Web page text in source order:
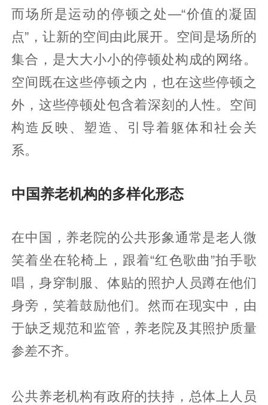
而场所是运动的停顿之处—“价值的凝固
点”，让新的空间由此展开。空间是场所的
集合，是大大小小的停顿处构成的网络。
空间既在这些停顿之内，也在这些停顿之
外，这些停顿处包含着深刻的人性。空间
构造反映、塑造、引导着躯体和社会关
系。
中国养老机构的多样化形态
在中国，养老院的公共形象通常是老人微
笑着坐在轮椅上，跟着“红色歌曲”拍手歌
唱，身穿制服、体贴的照护人员蹲在他们
身旁，笑着鼓励他们。然而在现实中，由
于缺乏规范和监管，养老院及其照护质量
参差不齐。
公共养老机构有政府的扶持，总体上人员